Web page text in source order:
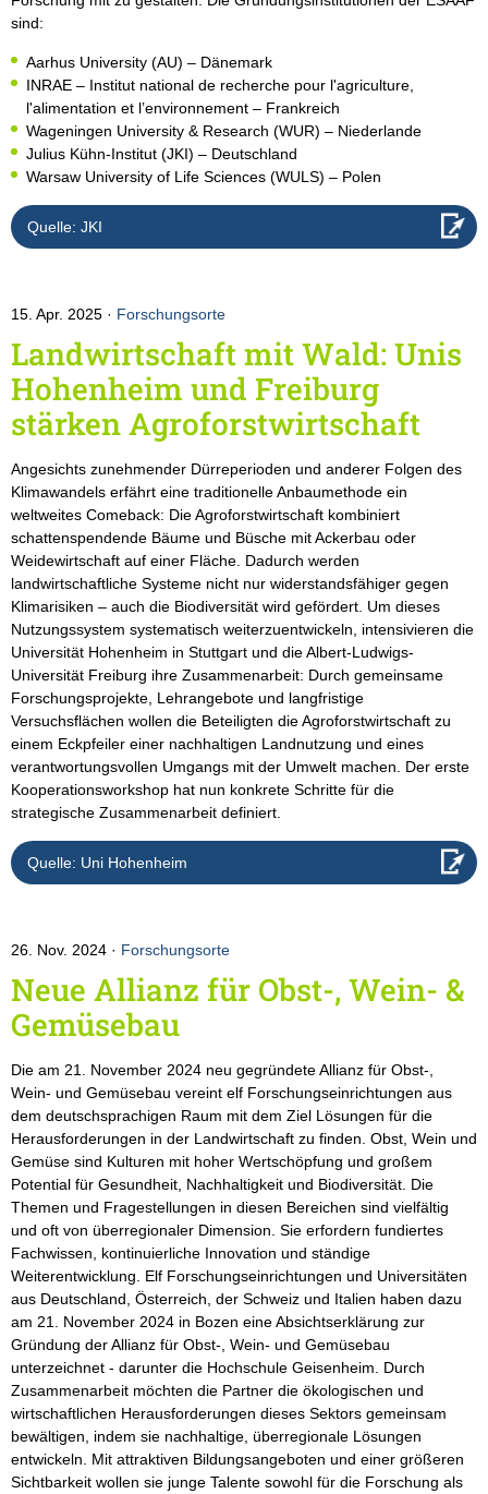
sind:
Aarhus University (AU) – Dänemark
INRAE – Institut national de recherche pour l'agriculture,
l'alimentation et l’environnement – Frankreich
Wageningen University & Research (WUR) – Niederlande
Julius Kühn-Institut (JKI) – Deutschland
Warsaw University of Life Sciences (WULS) – Polen
Quelle: JKI
15. Apr. 2025 Forschungsorte
Landwirtschaft mit Wald: Unis
Hohenheim und Freiburg
stärken Agroforstwirtschaft
Angesichts zunehmender Dürreperioden und anderer Folgen des
Klimawandels erfährt eine traditionelle Anbaumethode ein
weltweites Comeback: Die Agroforstwirtschaft kombiniert
schattenspendende Bäume und Büsche mit Ackerbau oder
Weidewirtschaft auf einer Fläche. Dadurch werden
landwirtschaftliche Systeme nicht nur widerstandsfähiger gegen
Klimarisiken – auch die Biodiversität wird gefördert. Um dieses
Nutzungssystem systematisch weiterzuentwickeln, intensivieren die
Universität Hohenheim in Stuttgart und die Albert-Ludwigs-
Universität Freiburg ihre Zusammenarbeit: Durch gemeinsame
Forschungsprojekte, Lehrangebote und langfristige
Versuchsflächen wollen die Beteiligten die Agroforstwirtschaft zu
einem Eckpfeiler einer nachhaltigen Landnutzung und eines
verantwortungsvollen Umgangs mit der Umwelt machen. Der erste
Kooperationsworkshop hat nun konkrete Schritte für die
strategische Zusammenarbeit definiert.
Quelle: Uni Hohenheim
26. Nov. 2024 Forschungsorte
Neue Allianz für Obst-, Wein- &
Gemüsebau
Die am 21. November 2024 neu gegründete Allianz für Obst-,
Wein- und Gemüsebau vereint elf Forschungseinrichtungen aus
dem deutschsprachigen Raum mit dem Ziel Lösungen für die
Herausforderungen in der Landwirtschaft zu finden. Obst, Wein und
Gemüse sind Kulturen mit hoher Wertschöpfung und großem
Potential für Gesundheit, Nachhaltigkeit und Biodiversität. Die
Themen und Fragestellungen in diesen Bereichen sind vielfältig
und oft von überregionaler Dimension. Sie erfordern fundiertes
Fachwissen, kontinuierliche Innovation und ständige
Weiterentwicklung. Elf Forschungseinrichtungen und Universitäten
aus Deutschland, Österreich, der Schweiz und Italien haben dazu
am 21. November 2024 in Bozen eine Absichtserklärung zur
Gründung der Allianz für Obst-, Wein- und Gemüsebau
unterzeichnet - darunter die Hochschule Geisenheim. Durch
Zusammenarbeit möchten die Partner die ökologischen und
wirtschaftlichen Herausforderungen dieses Sektors gemeinsam
bewältigen, indem sie nachhaltige, überregionale Lösungen
entwickeln. Mit attraktiven Bildungsangeboten und einer größeren
Sichtbarkeit wollen sie junge Talente sowohl für die Forschung als